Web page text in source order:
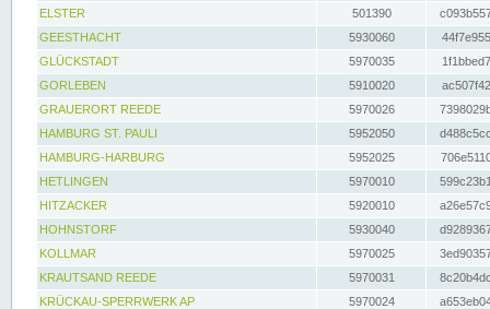
ELSTER
501390
GEESTHACHT
5930060
GLÜCKSTADT
5970035
GORLEBEN
5910020
GRAUERORT REEDE
5970026
HAMBURG ST. PAULI
5952050
HAMBURG-HARBURG
5952025
HETLINGEN
5970010
HITZACKER
5920010
HOHNSTORF
5930040
KOLLMAR
5970025
KRAUTSAND REEDE
5970031
KRÜCKAU-SPERRWERK AP
5970024